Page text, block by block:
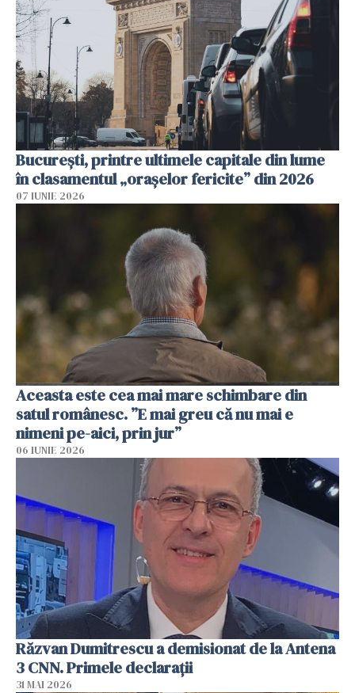
București, printre ultimele capitale din lume
în clasamentul „orașelor fericite” din 2026
07 IUNIE 2026
Aceasta este cea mai mare schimbare din
satul românesc. ”E mai greu că nu mai e
nimeni pe-aici, prin jur”
06 IUNIE 2026
Răzvan Dumitrescu a demisionat de la Antena
3 CNN. Primele declarații
31 MAI 2026